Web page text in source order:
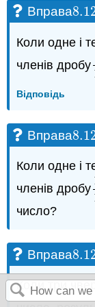
Вправа
Коли одне і
членів дробу
Відповідь
Вправа
Коли одне і
членів дробу
число?
Вправа
Коли три